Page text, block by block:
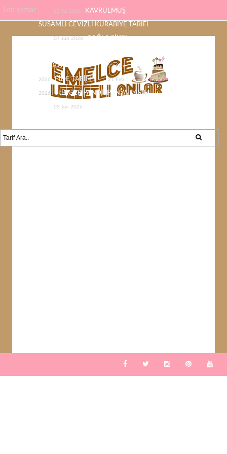
Son yazılar 23 Jul 2026 KAVRULMUŞ
SUSAMLI CEVİZLİ KURABİYE TARİFİ
07 Jun 2026 ÇAĞLA ŞİKEL
ÇİKOLATA TARİFİ 22 Feb
2026 PİDE TARİFİ 21 Feb
2026 SÜNGER PANDİSPANYA TARİFİ
03 Jan 2026